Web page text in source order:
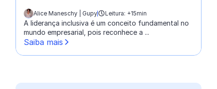
escrito por:
Alice Maneschy | Gupy Leitura: +15min
A liderança inclusiva é um conceito fundamental no
mundo empresarial, pois reconhece a ...
Saiba mais